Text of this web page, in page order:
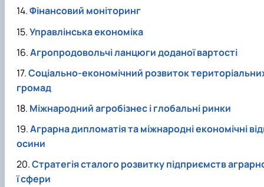
Фінансовий моніторинг
Управлінська економіка
Агропродовольчі ланцюги доданої вартості
Соціально-економічний розвиток
громад
Міжнародний агробізнес і глобальні ринки
Аграрна дипломатія та міжнародні економічні
осини
Стратегія сталого розвитку підприємств
ї сфери